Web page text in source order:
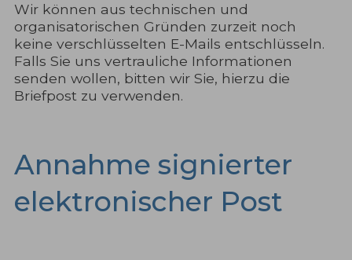
Wir können aus technischen und
organisatorischen Gründen zurzeit noch
keine verschlüsselten E-Mails entschlüsseln.
Falls Sie uns vertrauliche Informationen
senden wollen, bitten wir Sie, hierzu die
Briefpost zu verwenden.
Annahme signierter
elektronischer Post